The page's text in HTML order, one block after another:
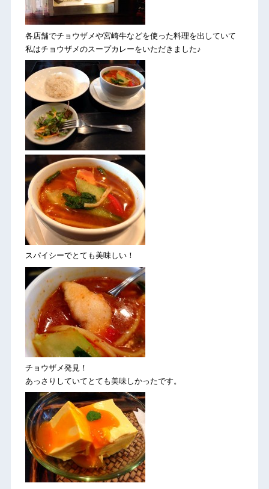
各店舗でチョウザメや宮崎牛などを使った料理を出していて
私はチョウザメのスープカレーをいただきました♪
スパイシーでとても美味しい！
チョウザメ発見！
あっさりしていてとても美味しかったです。